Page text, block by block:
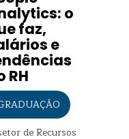
o
faz,
e
RH
de Recursos